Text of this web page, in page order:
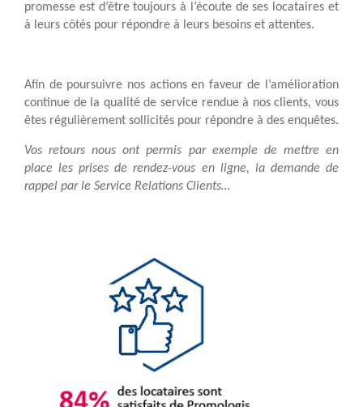
promesse est d’être toujours à l’écoute de ses locataires et
à leurs côtés pour répondre à leurs besoins et attentes.
Afin de poursuivre nos actions en faveur de l’amélioration
continue de la qualité de service rendue à nos clients, vous
êtes régulièrement sollicités pour répondre à des enquêtes.
Vos retours nous ont permis par exemple de mettre en
place les prises de rendez-vous en ligne, la demande de
rappel par le Service Relations Clients…